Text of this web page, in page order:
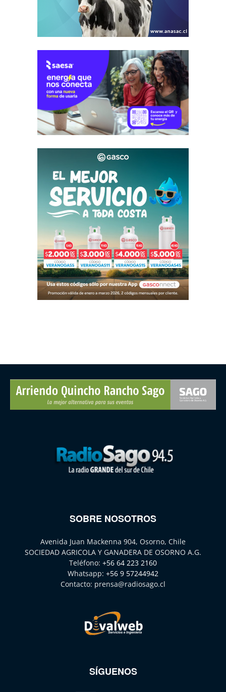
SOBRE NOSOTROS
Avenida Juan Mackenna 904, Osorno, Chile
SOCIEDAD AGRICOLA Y GANADERA DE OSORNO A.G.
Teléfono: +56 64 223 2160
Whatsapp: +56 9 57244942
Contacto: prensa@radiosago.cl
SÍGUENOS